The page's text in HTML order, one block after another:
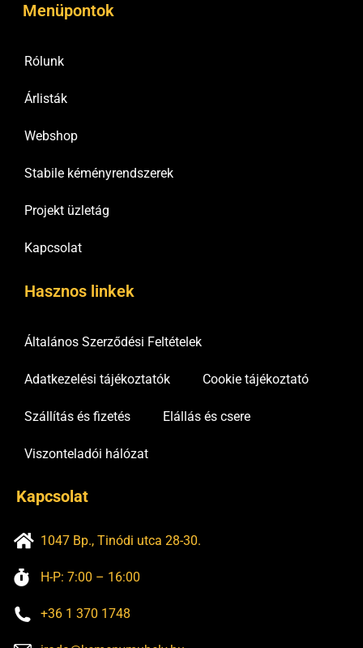
Menüpontok
Rólunk
Árlisták
Webshop
Stabile kéményrendszerek
Projekt üzletág
Kapcsolat
Hasznos linkek
Általános Szerződési Feltételek
Adatkezelési tájékoztatók Cookie tájékoztató
Szállítás és fizetés Elállás és csere
Viszonteladói hálózat
Kapcsolat
1047 Bp., Tinódi utca 28-30.
H-P: 7:00 – 16:00
+36 1 370 1748